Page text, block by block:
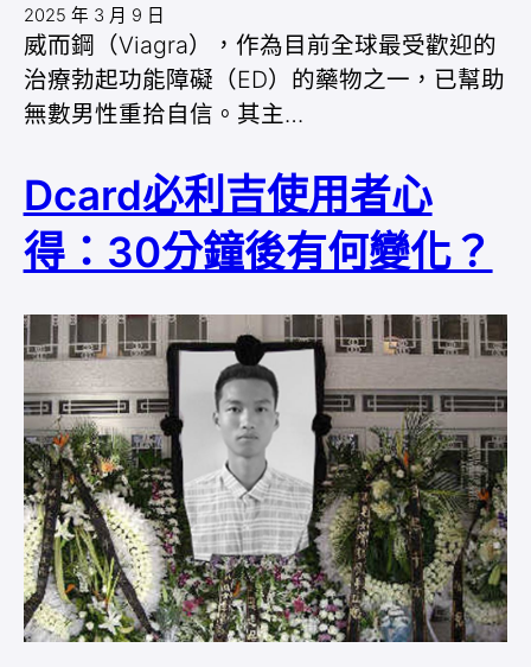
2025 年 3 月 9 日
威而鋼（Viagra），作為目前全球最受歡迎的
治療勃起功能障礙（ED）的藥物之一，已幫助
無數男性重拾自信。其主…
Dcard必利吉使用者心
得：30分鐘後有何變化？